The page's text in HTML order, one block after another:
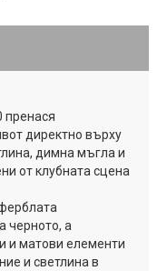
пренася
директно върху
димна мъгла и
от клубната сцена
черното, а
и матови елементи
и светлина в